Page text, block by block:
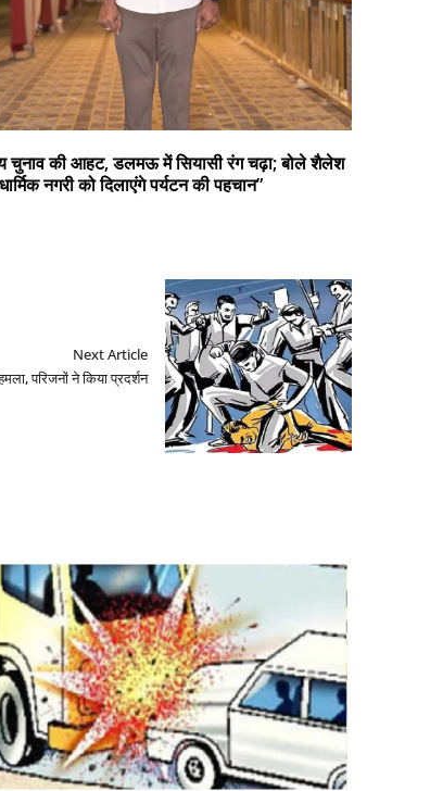
चुनाव की आहट, डलमऊ में सियासी रंग चढ़ा; बोले शैलेश
नगरी को दिलाएंगे पर्यटन की पहचान”
Next Article
परिजनों ने किया प्रदर्शन